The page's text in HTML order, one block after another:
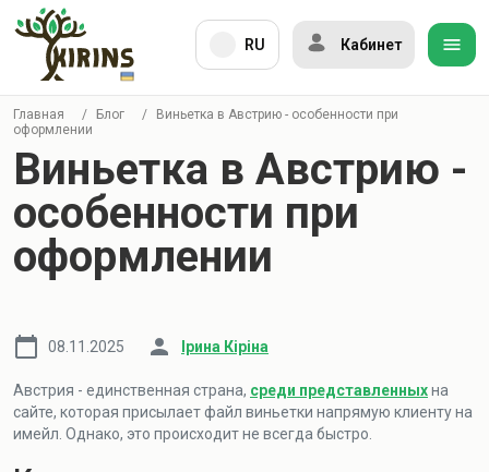
RU Кабинет
Главная / Блог /
Виньетка в Австрию - особенности при
оформлении
Виньетка в Австрию -
особенности при
оформлении
08.11.2025 Ірина Кіріна
Австрия - единственная страна, среди представленныхна
сайте, которая присылает файл виньетки напрямую клиенту на
имейл. Однако, это происходит не всегда быстро.